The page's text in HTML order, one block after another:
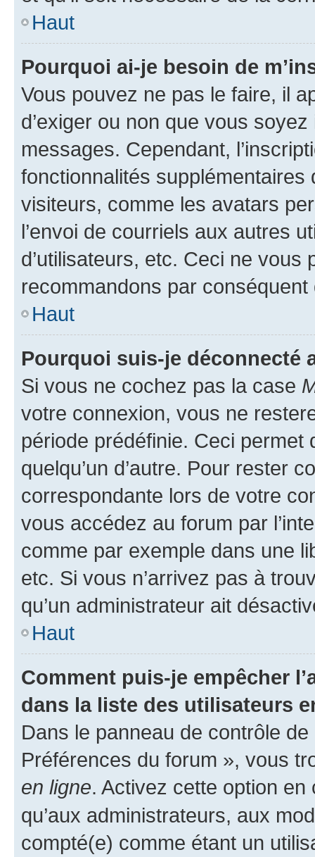
Haut
Pourquoi ai-je besoin de
Vous pouvez ne pas le faire, il
d’exiger ou non que vous
messages. Cependant,
fonctionnalités
visiteurs, comme les avatars
l’envoi de courriels aux autres
d’utilisateurs, etc. Ceci ne vous
recommandons par conséquent
Haut
Pourquoi suis-je déconnecté
Si vous ne cochez pas la case
votre connexion, vous ne
période prédéfinie. Ceci permet
quelqu’un d’autre. Pour rester
correspondante lors de votre
vous accédez au forum par
comme par exemple dans une
etc. Si vous n’arrivez pas à
qu’un administrateur ait
Haut
Comment puis-je empêcher
dans la liste des utilisateurs
Dans le panneau de contrôle
Préférences du forum », vous
en ligne. Activez cette option
qu’aux administrateurs, aux
compté(e) comme étant un